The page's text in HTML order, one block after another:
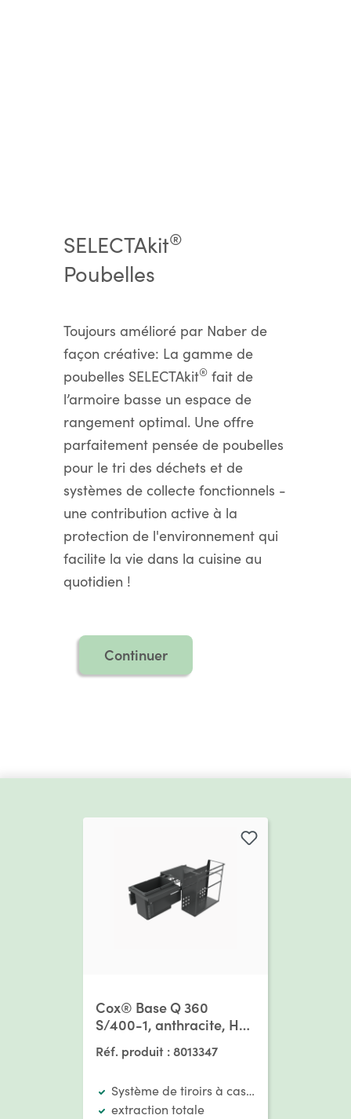
SELECTAkit®
Poubelles
Toujours amélioré par Naber de
façon créative: La gamme de
poubelles SELECTAkit®fait de
l’armoire basse un espace de
rangement optimal. Une offre
parfaitement pensée de poubelles
pour le tri des déchets et de
systèmes de collecte fonctionnels -
une contribution active à la
protection de l'environnement qui
facilite la vie dans la cuisine au
quotidien !
Continuer
Cox® Base Q 360
S/400-1, anthracite, H
360 mm
Réf. produit :8013347
Système de tiroirs à casseroles
extraction totale